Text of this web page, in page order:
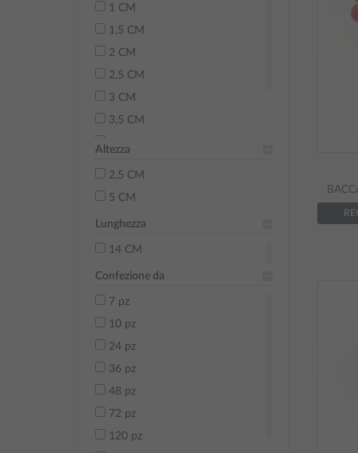
1 CM
1,5 CM
2 CM
2,5 CM
3 CM
3,5 CM
Altezza
2,5 CM
5 CM
Lunghezza
14 CM
Confezione da
7 pz
10 pz
24 pz
36 pz
48 pz
72 pz
120 pz